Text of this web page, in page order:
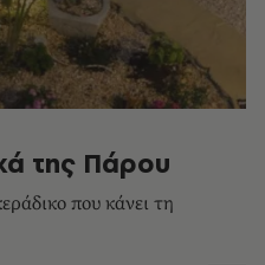
της Πάρου
που κάνει τη